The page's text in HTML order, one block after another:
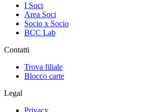
I Soci
Area Soci
Socio x Socio
BCC Lab
Contatti
Trova filiale
Blocco carte
Legal
Privacy